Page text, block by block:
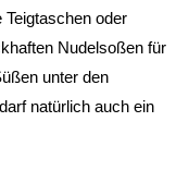
oder
Nudelsoßen für
unter den
natürlich auch ein